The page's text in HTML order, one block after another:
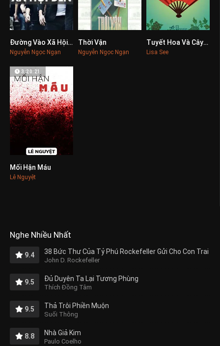
0Đường Vào Xã Hội Đen
Nguyễn Ngọc Ngạn
Thời Vận
Nguyễn Ngọc Ngạn
0Tuyết Hoa Và Cây Quạt Bí Mật
Lisa See
3:20:21
Mối Hận Máu
Lê Nguyệt
Nghe Nhiều Nhất
9.4 38 Bức Thư Của Tỷ Phú Rockefeller Gửi Cho Con Trai
John D. Rockefeller
9.5 Đủ Duyên Ta Lại Tương Phùng
Thích Đồng Tâm
9.5 Thả Trôi Phiền Muộn
Suối Thông
8.8 Nhà Giả Kim
Paulo Coelho